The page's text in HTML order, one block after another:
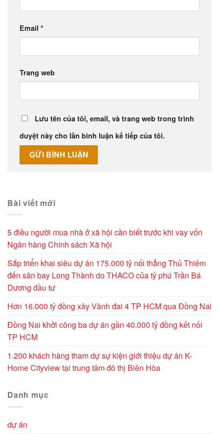
Email *
Trang web
Lưu tên của tôi, email, và trang web trong trình
duyệt này cho lần bình luận kế tiếp của tôi.
Bài viết mới
5 điều người mua nhà ở xã hội cần biết trước khi vay vốn
Ngân hàng Chính sách Xã hội
Sắp triển khai siêu dự án 175.000 tỷ nối thẳng Thủ Thiêm
đến sân bay Long Thành do THACO của tỷ phú Trần Bá
Dương đầu tư
Hơn 16.000 tỷ đồng xây Vành đai 4 TP HCM qua Đồng Nai
Đồng Nai khởi công ba dự án gần 40.000 tỷ đồng kết nối
TP HCM
1.200 khách hàng tham dự sự kiện giới thiệu dự án K-
Home Cityview tại trung tâm đô thị Biên Hòa
Danh mục
dự án